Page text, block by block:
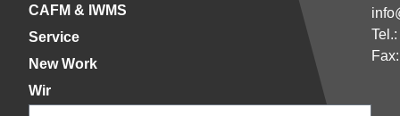
CAFM & IWMS
Service
New Work
Wir